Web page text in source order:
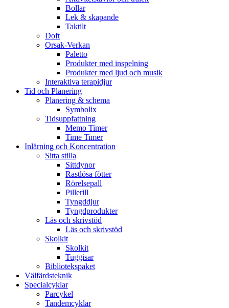
Bollar
Lek & skapande
Taktilt
Doft
Orsak-Verkan
Paletto
Produkter med inspelning
Produkter med ljud och musik
Interaktiva terapidjur
Tid och Planering
Planering & schema
Symbolix
Tidsuppfattning
Memo Timer
Time Timer
Inlärning och Koncentration
Sitta stilla
Sittdynor
Rastlösa fötter
Rörelsepall
Pillerill
Tyngddjur
Tyngdprodukter
Läs och skrivstöd
Läs och skrivstöd
Skolkit
Skolkit
Tuggisar
Bibliotekspaket
Välfärdsteknik
Specialcyklar
Parcykel
Tandemcyklar